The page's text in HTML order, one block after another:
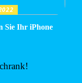
Sie Ihr iPhone